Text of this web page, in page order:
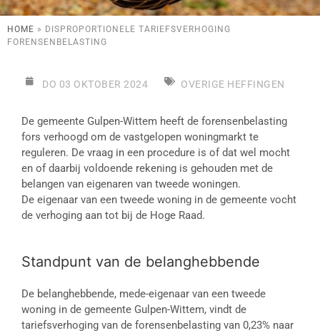
HOME » DISPROPORTIONELE TARIEFSVERHOGING
FORENSENBELASTING
DO 03 OKTOBER 2024 OVERIGE HEFFINGEN
De gemeente Gulpen-Wittem heeft de forensenbelasting
fors verhoogd om de vastgelopen woningmarkt te
reguleren. De vraag in een procedure is of dat wel mocht
en of daarbij voldoende rekening is gehouden met de
belangen van eigenaren van tweede woningen.
De eigenaar van een tweede woning in de gemeente vocht
de verhoging aan tot bij de Hoge Raad.
Standpunt van de belanghebbende
De belanghebbende, mede-eigenaar van een tweede
woning in de gemeente Gulpen-Wittem, vindt de
tariefsverhoging van de forensenbelasting van 0,23% naar